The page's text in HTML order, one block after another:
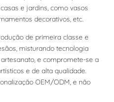
e jardins, como vasos
decorativos, etc.
de primeira classe e
misturando tecnologia
e compromete-se a
e de alta qualidade.
OEM/ODM, e não